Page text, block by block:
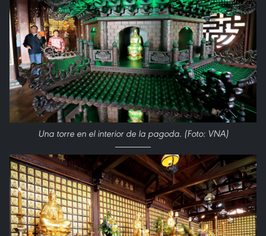
Una torre en el interior de la pagoda. (Foto: VNA)